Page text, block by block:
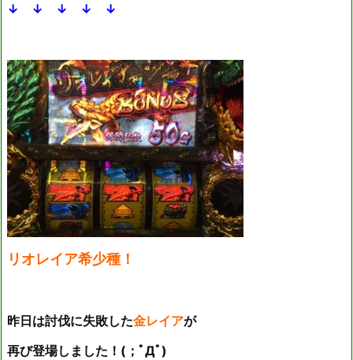
↓ ↓ ↓ ↓ ↓
リオレイア希少種！
昨日は討伐に失敗した金レイアが
再び登場しました！(；ﾟДﾟ)